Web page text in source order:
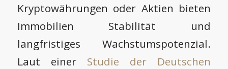
Kryptowährungen oder Aktien bieten
Immobilien Stabilität und
langfristiges Wachstumspotenzial.
Laut einer Studie der Deutschen